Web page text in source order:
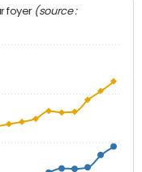
foyer (source :